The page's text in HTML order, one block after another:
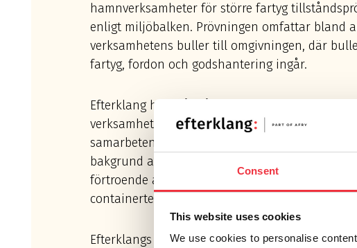
Consent
This website uses cookies
We use cookies to personalise
hamnverksamheter för större fartyg
enligt miljöbalken. Prövningen omfattar bland
verksamhetens buller till omgivningen, där
fartyg, fordon och godshantering ingår.
Efterklang har mångårig erfarenhet av just
verksamhetsbuller från hamnar och har flera
samarbeten med större hamnar i Sverige. Det är
bakgrund av denna kompetens som Efterklang
förtroende att vara bullerrådgivare kring ny
containerterminal i södra Helsingborg.
Efterklangs uppdrag är bl.a. att: